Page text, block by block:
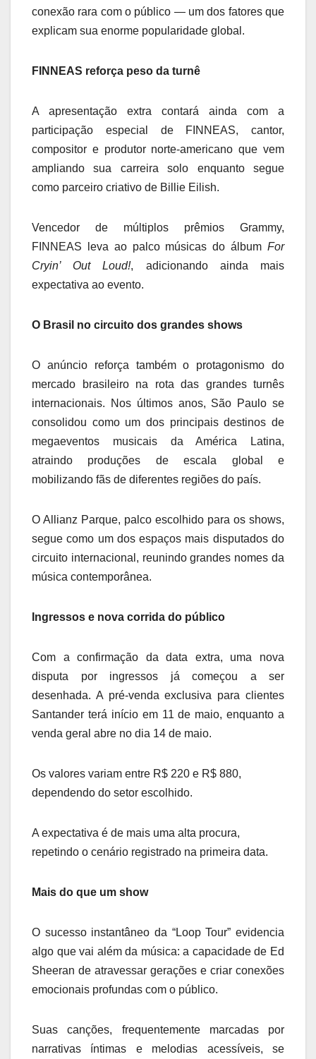
conexão rara com o público — um dos fatores que
explicam sua enorme popularidade global.
FINNEAS reforça peso da turnê
A apresentação extra contará ainda com a
participação especial de FINNEAS, cantor,
compositor e produtor norte-americano que vem
ampliando sua carreira solo enquanto segue
como parceiro criativo de Billie Eilish.
Vencedor de múltiplos prêmios Grammy,
FINNEAS leva ao palco músicas do álbum For
Cryin’ Out Loud!, adicionando ainda mais
expectativa ao evento.
O Brasil no circuito dos grandes shows
O anúncio reforça também o protagonismo do
mercado brasileiro na rota das grandes turnês
internacionais. Nos últimos anos, São Paulo se
consolidou como um dos principais destinos de
megaeventos musicais da América Latina,
atraindo produções de escala global e
mobilizando fãs de diferentes regiões do país.
O Allianz Parque, palco escolhido para os shows,
segue como um dos espaços mais disputados do
circuito internacional, reunindo grandes nomes da
música contemporânea.
Ingressos e nova corrida do público
Com a confirmação da data extra, uma nova
disputa por ingressos já começou a ser
desenhada. A pré-venda exclusiva para clientes
Santander terá início em 11 de maio, enquanto a
venda geral abre no dia 14 de maio.
Os valores variam entre R$ 220 e R$ 880,
dependendo do setor escolhido.
A expectativa é de mais uma alta procura,
repetindo o cenário registrado na primeira data.
Mais do que um show
O sucesso instantâneo da “Loop Tour” evidencia
algo que vai além da música: a capacidade de Ed
Sheeran de atravessar gerações e criar conexões
emocionais profundas com o público.
Suas canções, frequentemente marcadas por
narrativas íntimas e melodias acessíveis, se